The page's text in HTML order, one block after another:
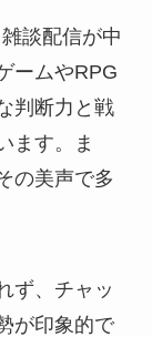
談配信が中
ームやRPG
判断力と戦
ます。ま
の美声で多
ず、チャッ
が印象的で